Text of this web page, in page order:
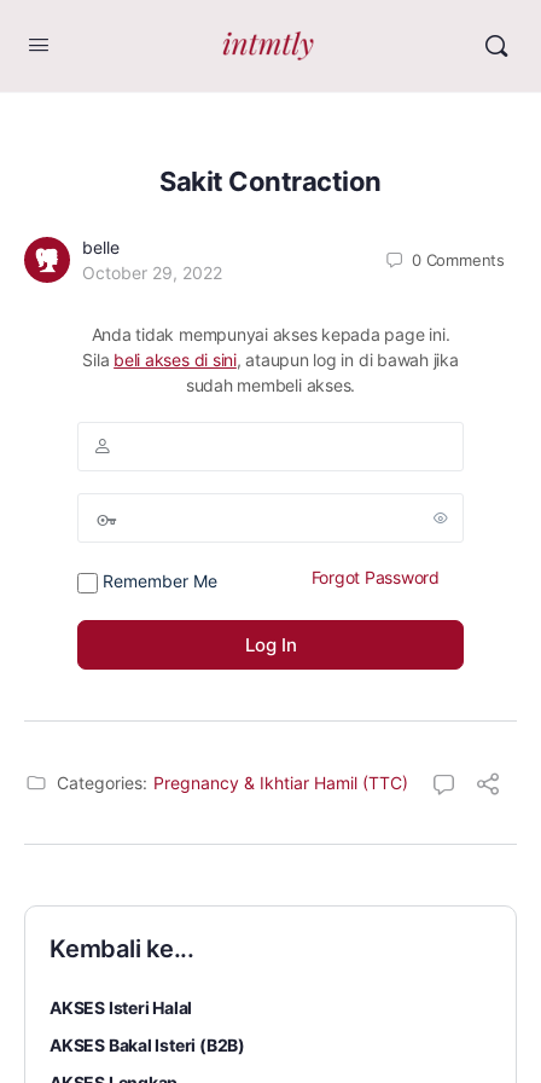
Sakit Contraction
belle
October 29, 2022
0 Comments
Anda tidak mempunyai akses kepada page ini.
Sila beli akses di sini, ataupun log in di bawah jika
sudah membeli akses.
Remember Me Forgot Password
Categories: Pregnancy & Ikhtiar Hamil (TTC)
Kembali ke...
AKSES Isteri Halal
AKSES Bakal Isteri (B2B)